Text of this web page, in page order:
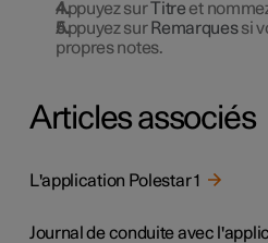
Appuyez surTitre et
Appuyez sur Remarquessi
propres notes.
Articles associés
L'application Polestar 1
Journal de conduite avec